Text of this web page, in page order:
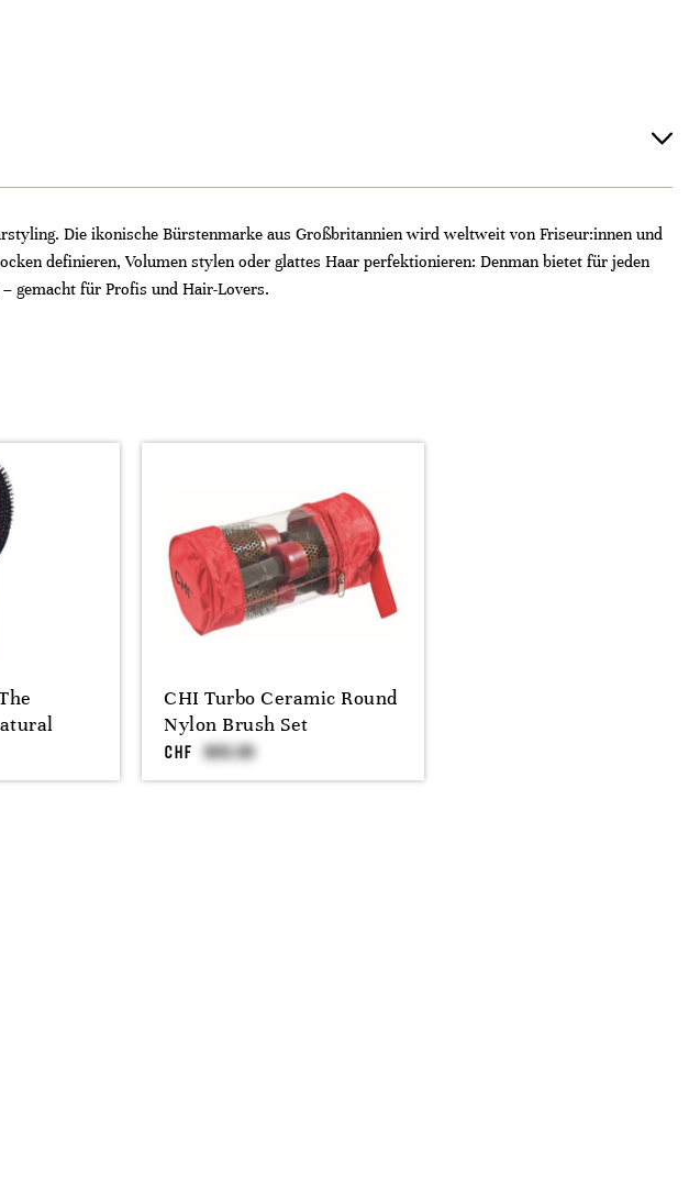
Die ikonische Bürstenmarke aus Großbritannien wird weltweit von Friseur:innen und
definieren, Volumen stylen oder glattes Haar perfektionieren: Denman bietet für jeden
gemacht für Profis und Hair-Lovers.
CHI Turbo Ceramic Round
Nylon Brush Set
CHF